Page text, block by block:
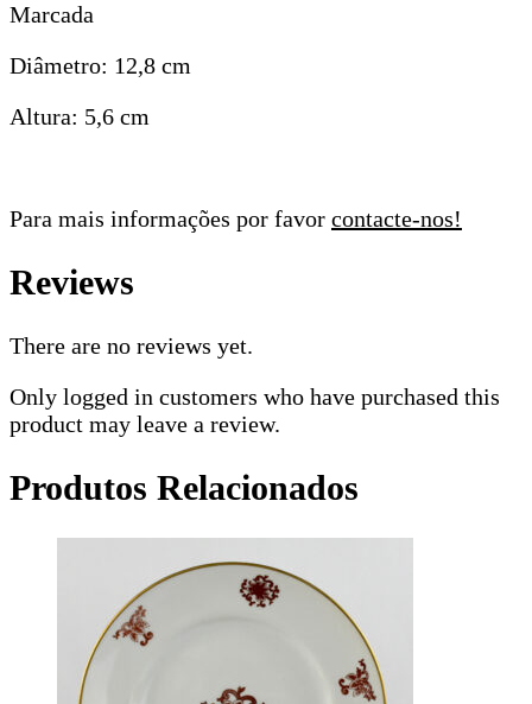
Marcada
Diâmetro: 12,8 cm
Altura: 5,6 cm
Para mais informações por favor contacte-nos!
Reviews
There are no reviews yet.
Only logged in customers who have purchased this
product may leave a review.
Produtos Relacionados